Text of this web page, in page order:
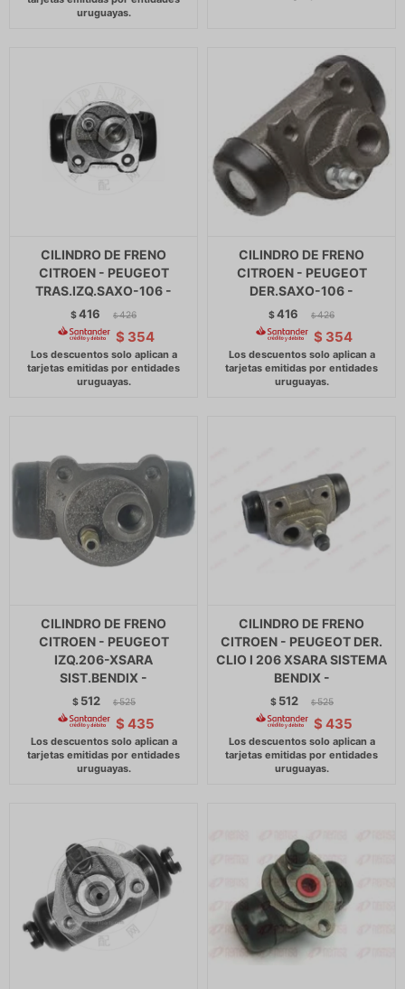
CILINDRO DE FRENO
CITROEN - PEUGEOT
TRAS.IZQ.SAXO-106 -
$416 $ 426
$ 354
CILINDRO DE FRENO
CITROEN - PEUGEOT
DER.SAXO-106 -
$416 $ 426
$ 354
CILINDRO DE FRENO
CITROEN - PEUGEOT
IZQ.206-XSARA
SIST.BENDIX -
$ 512 $ 525
$ 435
CILINDRO DE FRENO
CITROEN - PEUGEOT DER.
CLIO I 206 XSARA SISTEMA
BENDIX -
$ 512 $ 525
$ 435